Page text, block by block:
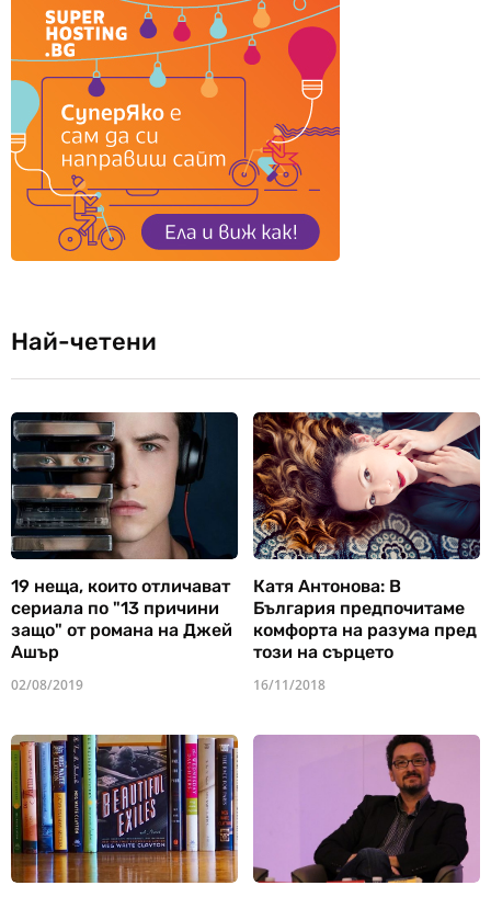
Най-четени
19 неща, които отличават
сериала по "13 причини
защо" от романа на Джей
Ашър
02/08/2019
Катя Антонова: В
България предпочитаме
комфорта на разума пред
този на сърцето
16/11/2018